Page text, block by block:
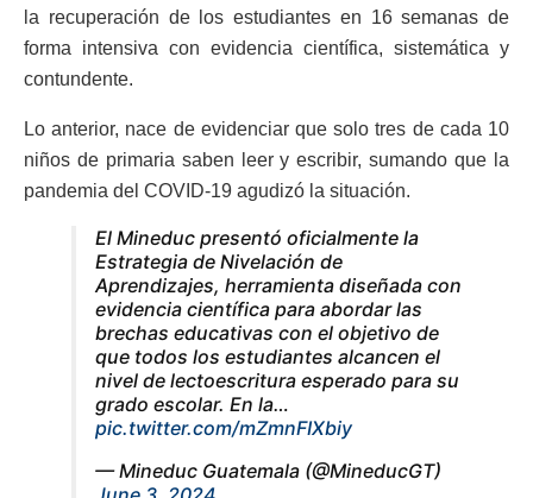
la recuperación de los estudiantes en 16 semanas de
forma intensiva con evidencia científica, sistemática y
contundente.
Lo anterior, nace de evidenciar que solo tres de cada 10
niños de primaria saben leer y escribir, sumando que la
pandemia del COVID-19 agudizó la situación.
El Mineduc presentó oficialmente la
Estrategia de Nivelación de
Aprendizajes, herramienta diseñada con
evidencia científica para abordar las
brechas educativas con el objetivo de
que todos los estudiantes alcancen el
nivel de lectoescritura esperado para su
grado escolar. En la…
pic.twitter.com/mZmnFIXbiy
— Mineduc Guatemala (@MineducGT)